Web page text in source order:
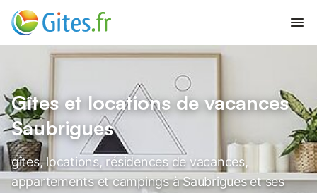
Gîtes et locations de vacances
Saubrigues
gîtes, locations, résidences de vacances,
appartements et campings à Saubrigues et ses